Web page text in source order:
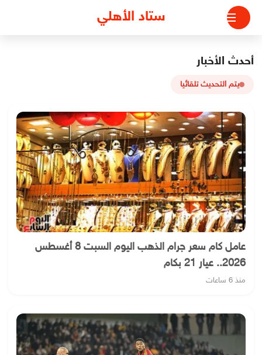
التجاوز
المحتوى
ستاد الأهلي
أحدث الأخبار
يتم التحديث تلقائيا
عامل كام سعر جرام الذهب اليوم السبت 8 أغسطس
2026.. عيار 21 بكام
منذ 6 ساعات